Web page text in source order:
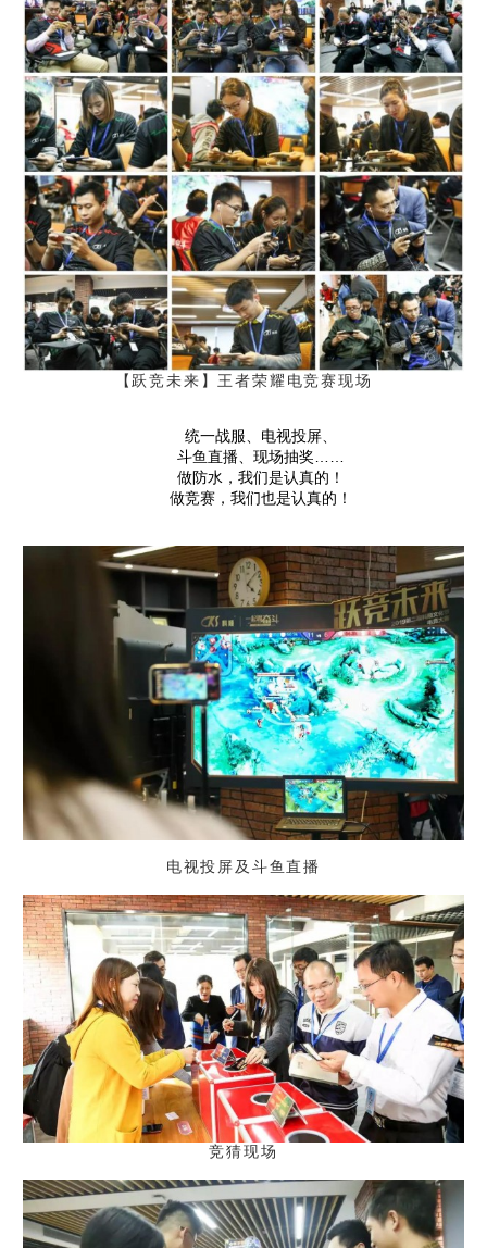
【跃竞未来】王者荣耀电竞赛现场
统一战服、电视投屏、
斗鱼直播、现场抽奖……
做防水，我们是认真的！
做竞赛，我们也是认真的！
电视投屏及斗鱼直播
竞猜现场